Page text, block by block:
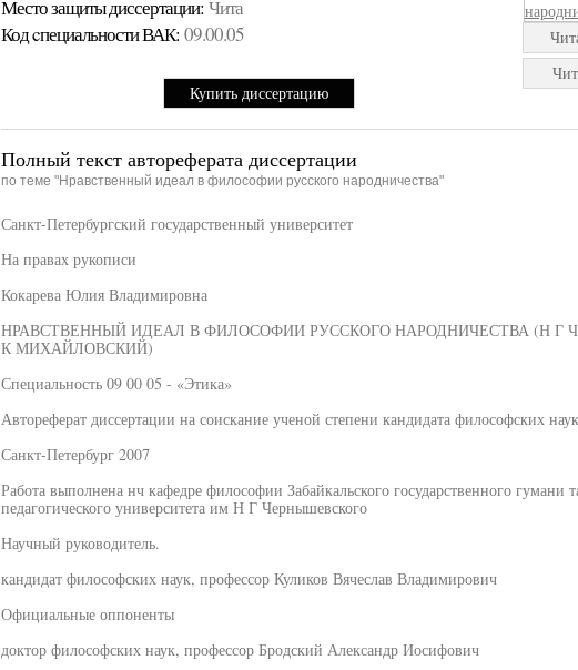
Место защиты диссертации: Чита
Код cпециальности ВАК: 09.00.05
Купить диссертацию
Полный текст автореферата диссертации
по теме "Нравственный идеал в философии русского народничества"
Санкт-Петербургский государственный университет
На правах рукописи
Кокарева Юлия Владимировна
НРАВСТВЕННЫЙ ИДЕАЛ В ФИЛОСОФИИ РУССКОГО НАРОДНИЧЕСТВА (Н Г
К МИХАЙЛОВСКИЙ)
Специальность 09 00 05 - «Этика»
Автореферат диссертации на соискание ученой степени кандидата философских наук
Санкт-Петербург 2007
Работа выполнена нч кафедре философии Забайкальского государственного гумани
педагогического университета им Н Г Чернышевского
Научный руководитель.
кандидат философских наук, профессор Куликов Вячеслав Владимирович
Официальные оппоненты
доктор философских наук, профессор Бродский Александр Иосифович